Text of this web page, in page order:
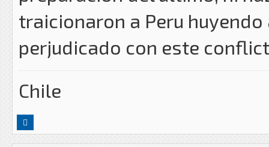
traicionaron a Peru
perjudicado con este
Chile